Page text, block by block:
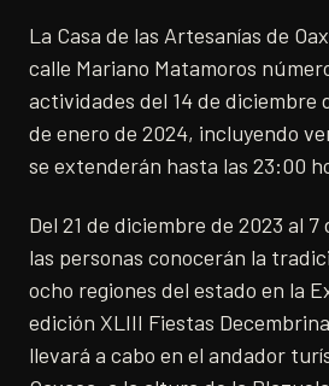
La Casa de las Artesanías de
calle Mariano Matamoros
actividades del 14 de diciembre
de enero de 2024, incluyendo
se extenderán hasta las 23:00
Del 21 de diciembre de 2023 al 7
las personas conocerán la
ocho regiones del estado en la
edición XLIII Fiestas
llevará a cabo en el andador